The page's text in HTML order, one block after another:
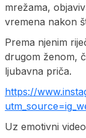
mrežama,
vremena nakon
Prema njenim
drugom ženom,
ljubavna priča.
https://
Uz emotivni